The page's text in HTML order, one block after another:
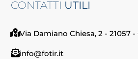
CONTATTI UTILI
Via Damiano Chiesa, 2 - 21057
info@fotir.it